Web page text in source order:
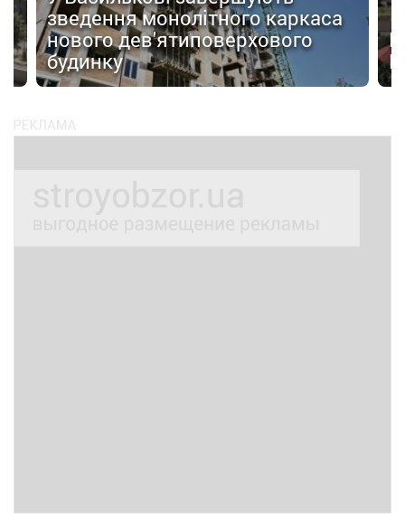
зведення монолітного каркаса
нового дев'ятиповерхового
будинку
В